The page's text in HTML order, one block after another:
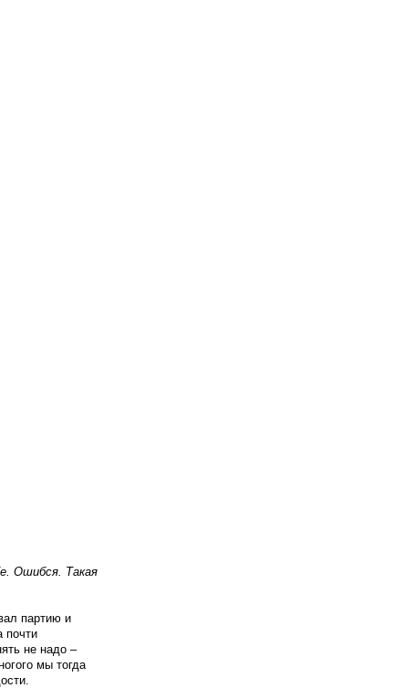
Ошибся. Такая
партию и
почти
не надо –
мы тогда